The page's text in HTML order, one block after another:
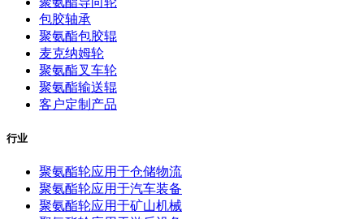
包胶轴承
聚氨酯包胶辊
麦克纳姆轮
聚氨酯叉车轮
聚氨酯输送辊
客户定制产品
行业
聚氨酯轮应用于仓储物流
聚氨酯轮应用于汽车装备
聚氨酯轮应用于矿山机械